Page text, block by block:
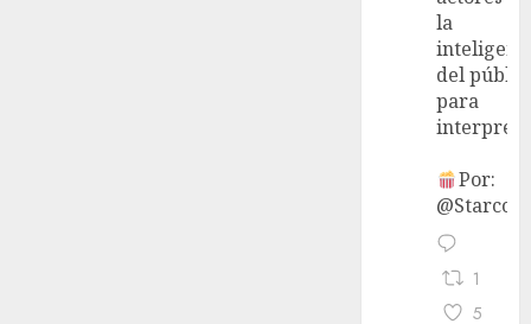
la
del
para
Por:
1
5